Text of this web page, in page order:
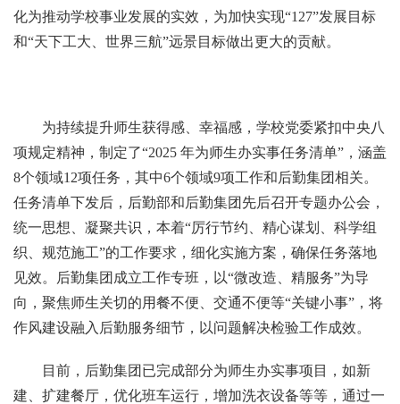
化为推动学校事业发展的实效，为加快实现“127”发展目标
和“天下工大、世界三航”远景目标做出更大的贡献。
为持续提升师生获得感、幸福感，学校党委紧扣中央八
项规定精神，制定了“2025 年为师生办实事任务清单”，涵盖
8个领域12项任务，其中6个领域9项工作和后勤集团相关。
任务清单下发后，后勤部和后勤集团先后召开专题办公会，
统一思想、凝聚共识，本着“厉行节约、精心谋划、科学组
织、规范施工”的工作要求，细化实施方案，确保任务落地
见效。后勤集团成立工作专班，以“微改造、精服务”为导
向，聚焦师生关切的用餐不便、交通不便等“关键小事”，将
作风建设融入后勤服务细节，以问题解决检验工作成效。
目前，后勤集团已完成部分为师生办实事项目，如新
建、扩建餐厅，优化班车运行，增加洗衣设备等等，通过一